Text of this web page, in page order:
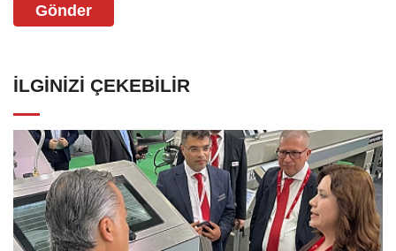
Gönder
İLGINIZI ÇEKEBILIR